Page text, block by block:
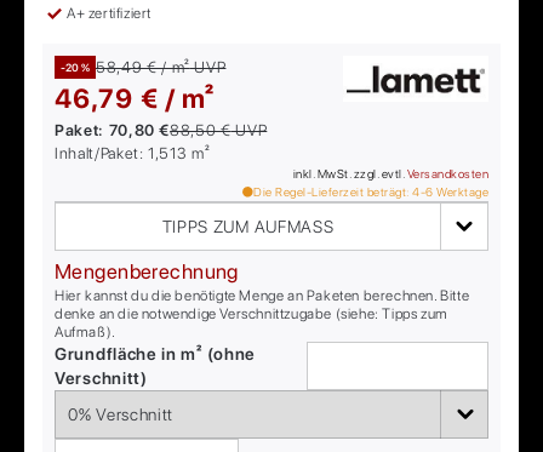
A+ zertifiziert
-20 % 58,49 € / m²UVP
46,79 € / m²
Paket: 70,80 €88,50 €UVP
Inhalt/Paket:1,513 m²
inkl. MwSt. zzgl. evtl. Versandkosten
Die Regel-Lieferzeit beträgt: 4-6 Werktage
TIPPS ZUM AUFMASS
Mengenberechnung
Hier kannst du die benötigte Menge an Paketen berechnen. Bitte
denke an die notwendige Verschnittzugabe (siehe: Tipps zum
Aufmaß).
Grundfläche in m² (ohne
Verschnitt)